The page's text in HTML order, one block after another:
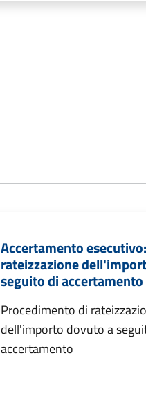
Accertamento esecutivo:
rateizzazione
seguito di accertamento
Procedimento di
dell'importo dovuto a
accertamento